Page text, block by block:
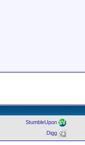
StumbleUpon
Digg